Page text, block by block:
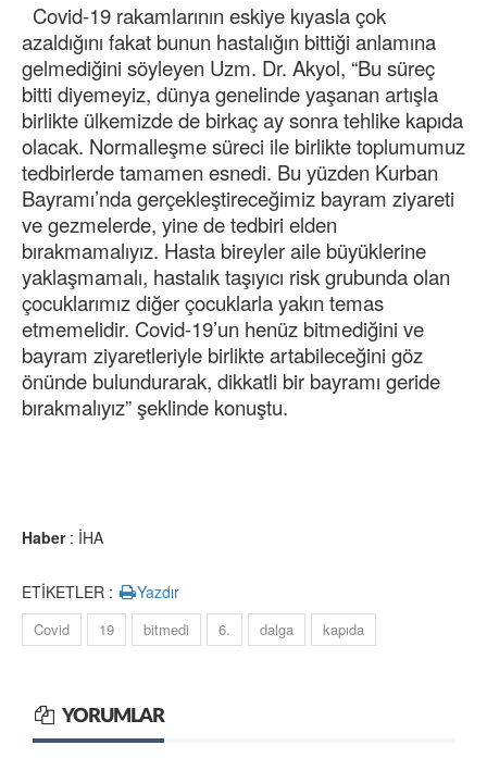
Covid-19 rakamlarının eskiye kıyasla çok
azaldığını fakat bunun hastalığın bittiği anlamına
gelmediğini söyleyen Uzm. Dr. Akyol, “Bu süreç
bitti diyemeyiz, dünya genelinde yaşanan artışla
birlikte ülkemizde de birkaç ay sonra tehlike kapıda
olacak. Normalleşme süreci ile birlikte toplumumuz
tedbirlerde tamamen esnedi. Bu yüzden Kurban
Bayramı’nda gerçekleştireceğimiz bayram ziyareti
ve gezmelerde, yine de tedbiri elden
bırakmamalıyız. Hasta bireyler aile büyüklerine
yaklaşmamalı, hastalık taşıyıcı risk grubunda olan
çocuklarımız diğer çocuklarla yakın temas
etmemelidir. Covid-19’un henüz bitmediğini ve
bayram ziyaretleriyle birlikte artabileceğini göz
önünde bulundurarak, dikkatli bir bayramı geride
bırakmalıyız” şeklinde konuştu.
Haber: İHA
ETİKETLER : Yazdır
Covid 19 bitmedi 6. dalga kapıda
YORUMLAR